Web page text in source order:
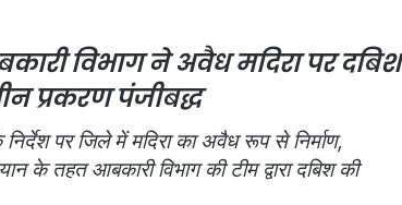
विभाग ने अवैध मदिरा पर दबिश
प्रकरण पंजीबद्ध
पर जिले में मदिरा का अवैध रूप से निर्माण,
के तहत आबकारी विभाग की टीम द्वारा दबिश की